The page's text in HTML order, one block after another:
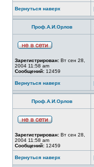
Вернуться наверх
Проф.А.И.Орлов
Зарегистрирован: Вт сен 28,
2004 11:58 am
Сообщений: 12459
Вернуться наверх
Проф.А.И.Орлов
Зарегистрирован: Вт сен 28,
2004 11:58 am
Сообщений: 12459
Вернуться наверх